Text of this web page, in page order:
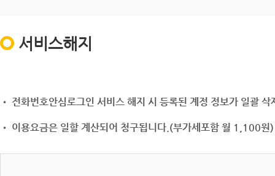
서비스해지
• 전화번호안심로그인 서비스 해지 시 등록된 계정 정보가 일괄
• 이용요금은 일할 계산되어 청구됩니다.(부가세포함 월 1,100원)